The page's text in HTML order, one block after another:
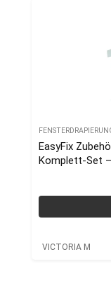
EasyFix
Komplett-Set
VICTORIA M